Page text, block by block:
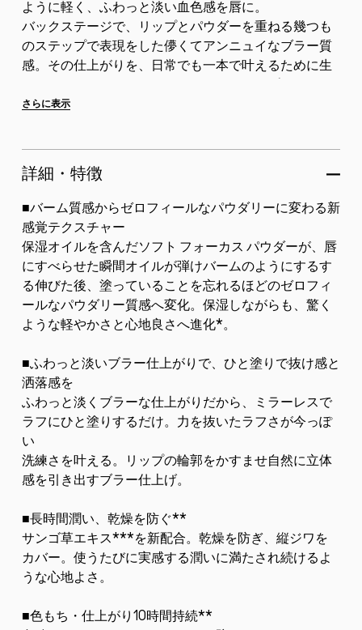
ように軽く、ふわっと淡い血色感を唇に。
バックステージで、リップとパウダーを重ねる幾つも
のステップで表現をした儚くてアンニュイなブラー質
感。その仕上がりを、日常でも一本で叶えるために生
ーの概念を超えた革新的...
さらに表示
詳細・特徴
■バーム質感からゼロフィールなパウダリーに変わる新
感覚テクスチャー
保湿オイルを含んだソフト フォーカス パウダーが、唇
にすべらせた瞬間オイルが弾けバームのようにするす
る伸びた後、塗っていることを忘れるほどのゼロフィ
ールなパウダリー質感へ変化。保湿しながらも、驚く
ような軽やかさと心地良さへ進化*。
■ふわっと淡いブラー仕上がりで、ひと塗りで抜け感と
洒落感を
ふわっと淡くブラーな仕上がりだから、ミラーレスで
ラフにひと塗りするだけ。力を抜いたラフさが今っぽ
い
洗練さを叶える。リップの輪郭をかすませ自然に立体
感を引き出すブラー仕上げ。
■長時間潤い、乾燥を防ぐ**
サンゴ草エキス***を新配合。乾燥を防ぎ、縦ジワを
カバー。使うたびに実感する潤いに満たされ続けるよ
うな心地よさ。
■色もち・仕上がり10時間持続**